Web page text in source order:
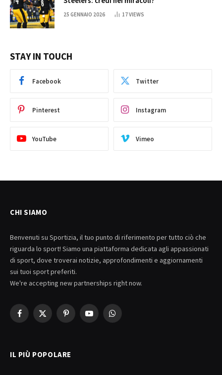
25 GENNAIO 2026 17VIEWS
STAY IN TOUCH
Facebook Twitter
Pinterest Instagram
YouTube Vimeo
CHI SIAMO
Benvenuti su Sportizia, il tuo punto di riferimento per tutto ciò che
riguarda lo sport! Siamo una piattaforma dedicata agli appassionati
di sport, dove troverai notizie, approfondimenti e aggiornamenti
sui tuoi sport preferiti.
We're accepting new partnerships right now.
Facebook
X
PinterestYouTubeWhatsApp
IL PIÙ POPOLARE